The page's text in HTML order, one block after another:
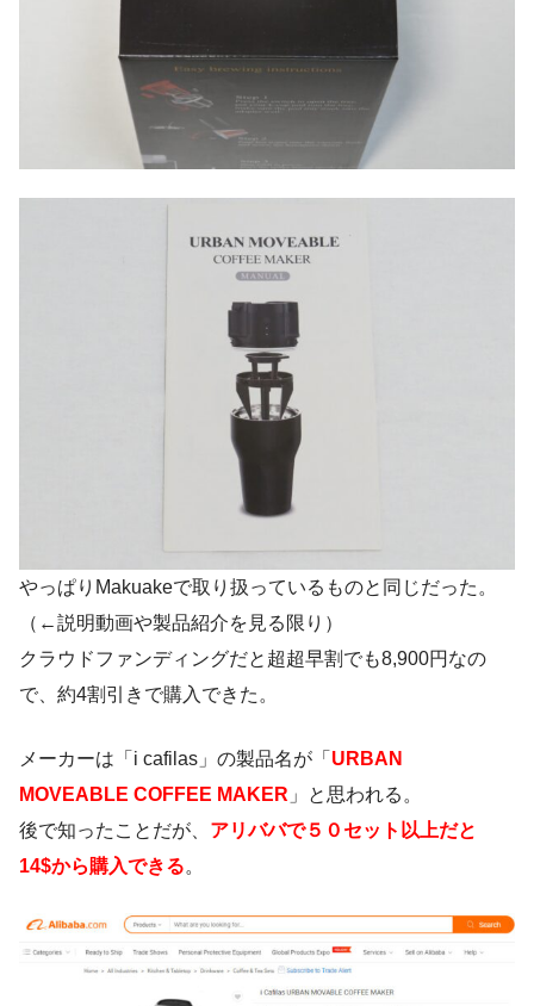
やっぱりMakuakeで取り扱っているものと同じだった。
（←説明動画や製品紹介を見る限り）
クラウドファンディングだと超超早割でも8,900円なの
で、約4割引きで購入できた。
メーカーは「i cafilas」の製品名が「 URBAN
MOVEABLE COFFEE MAKER 」と思われる。
後で知ったことだが、 アリババで５０セット以上だと
14$から購入できる。